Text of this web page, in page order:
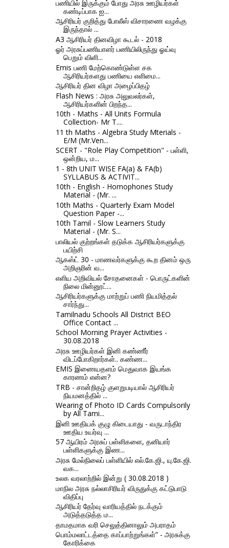
பணியில் இருக்கும் போது அரசு ஊழியர்கள்
கண்டிப்பாக ஐ...
ஆசிரியர் குறித்து போலீஸ் விசாரணை வழக்கு
இருந்தால் ...
A3 ஆசிரியர் தினவிழா கூடல் - 2018
ஓர் அரசுப்பணியாளர் பணியிலிருந்து ஓய்வு
பெறும் விளி...
Emis பணி மேற்கொண்டுள்ள சக
ஆசிரியர்களது பணியை எளிமை...
ஆசிரியர் தின விழா அழைப்பிதழ்
Flash News : அரசு அலுவலர்கள்,
ஆசிரியர்களின் பிறந்த...
10th - Maths - All Units Formula
Collection- Mr T....
11 th Maths - Algebra Study Mterials -
E/M (Mr.Ven...
SCERT - "Role Play Competition" - பள்ளி,
ஒன்றிய, ம...
1 - 8th UNIT WISE FA(a) & FA(b)
SYLLABUS & ACTIVIT...
10th - English - Homophones Study
Material - (Mr. ...
10th Maths - Quarterly Exam Model
Question Paper -...
10th Tamil - Slow Learners Study
Material - (Mr. S...
பாலியல் குற்றங்கள் தடுக்க ஆசிரியர்களுக்கு
பயிற்சி
ஆகஸ்ட் 30 - மாணவர்களுக்கு கூற தினம் ஒரு
அறிஞரின் வ...
எளிய அறிவியல் சோதனைகள் - பொருட்களின்
நிலை மின்னூட்...
ஆசிரியர்களுக்கு மாற்றுப் பணி நியமித்தல்
சார்ந்து...
Tamilnadu Schools All District BEO
Office Contact ...
School Morning Prayer Activities -
30.08.2018
அரசு ஊழியர்கள் இனி கண்ணீர்
விடப்போகிறார்கள்.. கண்ண...
EMIS இணையதளம் மெதுவாக இயங்க
காரணம் என்ன?
TRB - சான்றிதழ் குளறுபடியால் ஆசிரியர்
நியமனத்தில் ...
Wearing of Photo ID Cards Compulsorily
by All Tami...
இனி ஊதியக் குழு கிடையாது - வருடாந்திர
ஊதிய உயர்வு ...
57 ஆயிரம் அரசுப் பள்ளிகளை, தனியார்
பள்ளிகளுக்கு இண...
அரசு மேல்நிலைப் பள்ளியில் எல்.கே.ஜி., யு.கே.ஜி.
வக...
உலக வரலாற்றில் இன்று ( 30.08.2018 )
மாநில அரசு நல்லாசிரியர் விருதுக்கு கட்டுபாடு
விதிப்பு
ஆசிரியர் தேர்வு வாரியத்தில் நடக்கும்
அடுத்தடுத்த ம...
தாமதமாக வரி செலுத்தினாலும் அபராதம்
பொம்மலாட்டத்தை காப்பாற்றுங்கள்” - அரசுக்கு
கோரிக்கை